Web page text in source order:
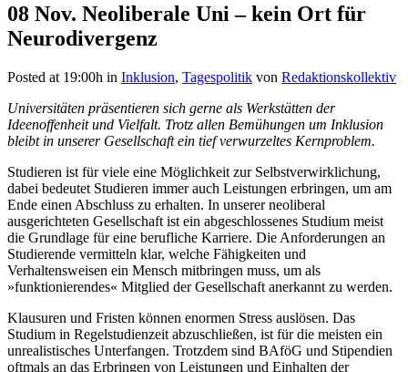
08 Nov. Neoliberale Uni – kein Ort für
Neurodivergenz
Posted at 19:00h in Inklusion, Tagespolitik von Redaktionskollektiv
Universitäten präsentieren sich gerne als Werkstätten der
Ideenoffenheit und Vielfalt. Trotz allen Bemühungen um Inklusion
bleibt in unserer Gesellschaftein tief verwurzeltes Kernproblem.
Studieren ist für viele eine Möglichkeit zur Selbstverwirklichung,
dabei bedeutet Studieren immer auch Leistungen erbringen, um am
Ende einen Abschluss zu erhalten. In unserer neoliberal
ausgerichteten Gesellschaft ist ein abgeschlossenes Studium meist
die Grundlage für eine berufliche Karriere. Die Anforderungen an
Studierende vermitteln klar, welche Fähigkeiten und
Verhaltensweisen ein Mensch mitbringen muss, um als
»funktionierendes« Mitglied der Gesellschaft anerkannt zu werden.
Klausuren und Fristen können enormen Stress auslösen. Das
Studium in Regelstudienzeit abzuschließen, ist für die meisten ein
unrealistisches Unterfangen. Trotzdem sind BAföG und Stipendien
oftmals an das Erbringen von Leistungen und Einhalten der